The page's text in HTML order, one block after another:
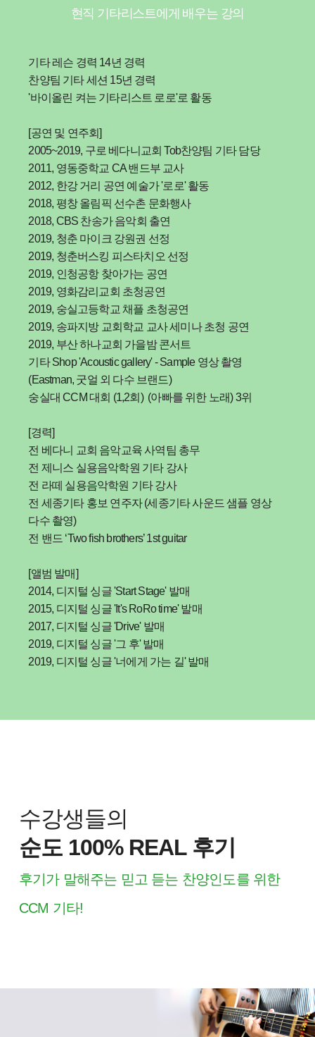
현직 기타리스트에게 배우는 강의
기타 레슨 경력 14년 경력
찬양팀 기타 세션 15년 경력
'바이올린 켜는 기타리스트 로로'로 활동
[공연 및 연주회]
2005~2019, 구로 베다니교회 Tob찬양팀 기타 담당
2011, 영동중학교 CA 밴드부 교사
2012, 한강 거리 공연 예술가 '로로' 활동
2018, 평창 올림픽 선수촌 문화행사
2018, CBS 찬송가 음악회 출연
2019, 청춘 마이크 강원권 선정
2019, 청춘버스킹 피스타치오 선정
2019, 인청공항 찾아가는 공연
2019, 영화감리교회 초청공연
2019, 숭실고등학교 채플 초청공연
2019, 송파지방 교회학교 교사 세미나 초청 공연
2019, 부산 하나교회 가을밤 콘서트
기타 Shop 'Acoustic gallery' - Sample 영상 촬영
(Eastman, 굿얼 외 다수 브랜드)
숭실대 CCM 대회 (1,2회) (아빠를 위한 노래) 3위
[경력]
전 베다니 교회 음악교육 사역팀 총무
전 제니스 실용음악학원 기타 강사
전 라떼 실용음악학원 기타 강사
전 세종기타 홍보 연주자 (세종기타 사운드 샘플 영상
다수 촬영)
전 밴드 ‘Two fish brothers’ 1st guitar
[앨범 발매]
2014, 디지털 싱글 'Start Stage' 발매
2015, 디지털 싱글 'It's RoRo time' 발매
2017, 디지털 싱글 'Drive' 발매
2019, 디지털 싱글 '그 후' 발매
2019, 디지털 싱글 '너에게 가는 길' 발매
수강생들의
순도 100% REAL 후기
후기가 말해주는 믿고 듣는 찬양인도를 위한
CCM 기타!